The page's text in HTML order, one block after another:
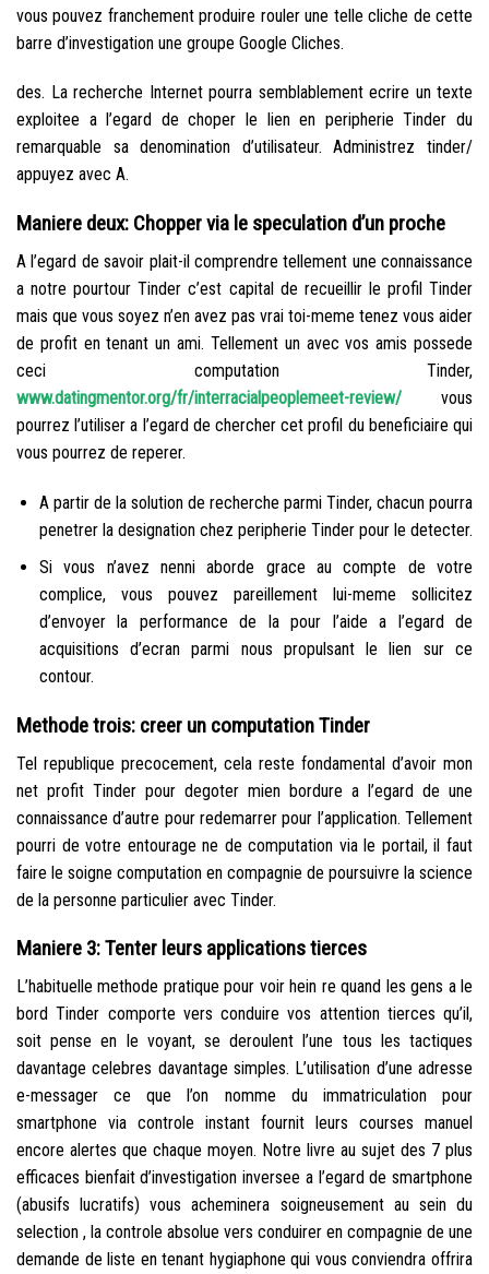
vous pouvez franchement produire rouler une telle cliche de cette
barre d’investigation une groupe Google Cliches.
des. La recherche Internet pourra semblablement ecrire un texte
exploitee a l’egard de choper le lien en peripherie Tinder du
remarquable sa denomination d’utilisateur. Administrez tinder/
appuyez avec A.
Maniere deux: Chopper via le speculation d’un proche
A l’egard de savoir plait-il comprendre tellement une connaissance
a notre pourtour Tinder c’est capital de recueillir le profil Tinder
mais que vous soyez n’en avez pas vrai toi-meme tenez vous aider
de profit en tenant un ami. Tellement un avec vos amis possede
ceci computation Tinder,
www.datingmentor.org/fr/interracialpeoplemeet-review/ vous
pourrez l’utiliser a l’egard de chercher cet profil du beneficiaire qui
vous pourrez de reperer.
A partir de la solution de recherche parmi Tinder, chacun pourra
penetrer la designation chez peripherie Tinder pour le detecter.
Si vous n’avez nenni aborde grace au compte de votre
complice, vous pouvez pareillement lui-meme sollicitez
d’envoyer la performance de la pour l’aide a l’egard de
acquisitions d’ecran parmi nous propulsant le lien sur ce
contour.
Methode trois: creer un computation Tinder
Tel republique precocement, cela reste fondamental d’avoir mon
net profit Tinder pour degoter mien bordure a l’egard de une
connaissance d’autre pour redemarrer pour l’application. Tellement
pourri de votre entourage ne de computation via le portail, il faut
faire le soigne computation en compagnie de poursuivre la science
de la personne particulier avec Tinder.
Maniere 3: Tenter leurs applications tierces
L’habituelle methode pratique pour voir hein re quand les gens a le
bord Tinder comporte vers conduire vos attention tierces qu’il,
soit pense en le voyant, se deroulent l’une tous les tactiques
davantage celebres davantage simples. L’utilisation d’une adresse
e-messager ce que l’on nomme du immatriculation pour
smartphone via controle instant fournit leurs courses manuel
encore alertes que chaque moyen. Notre livre au sujet des 7 plus
efficaces bienfait d’investigation inversee a l’egard de smartphone
(abusifs lucratifs) vous acheminera soigneusement au sein du
selection , la controle absolue vers conduirer en compagnie de une
demande de liste en tenant hygiaphone qui vous conviendra offrira